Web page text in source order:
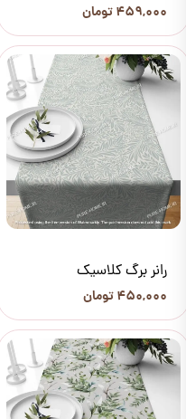
۴۵۹,۰۰۰ تومان
رانر برگ کلاسیک
۴۵۰,۰۰۰ تومان